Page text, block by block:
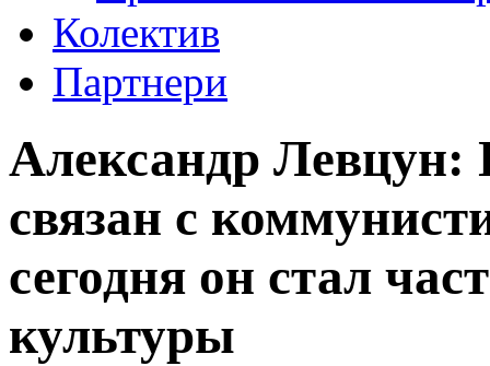
Колектив
Партнери
Александр Левцун:
связан с
сегодня он стал
культуры